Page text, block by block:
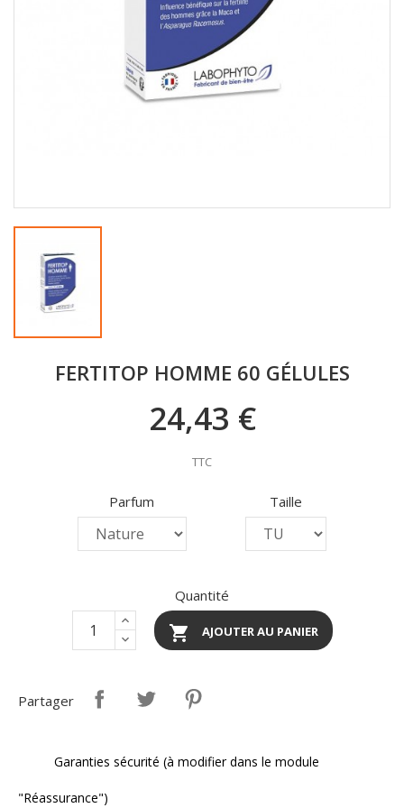
FERTITOP HOMME 60 GÉLULES
24,43 €
TTC
Parfum Taille
Quantité
 AJOUTER AU PANIER
Partager
Garanties sécurité (à modifier dans le module
"Réassurance")